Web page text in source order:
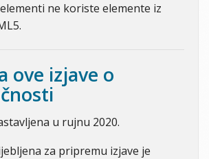
ne koriste elemente iz
ove izjave o
u rujnu 2020.
za pripremu izjave je